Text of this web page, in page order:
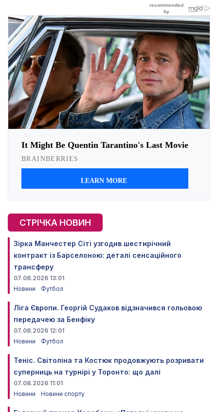
СТРІЧКА НОВИН
Зірка Манчестер Сіті узгодив шестирічний
контракт із Барселоною: деталі сенсаційного
трансферу
07.08.2026 13:01
Новини
Футбол
Ліга Європи. Георгій Судаков відзначився гольовою
передачею за Бенфіку
07.08.2026 12:01
Новини
Футбол
Теніс. Світоліна та Костюк продовжують розривати
суперниць на турнірі у Торонто: що далі
07.08.2026 11:01
Новини
Новини спорту